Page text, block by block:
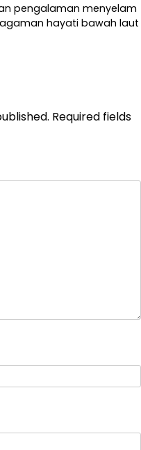
pengalaman menyelam
hayati bawah laut
Required fields